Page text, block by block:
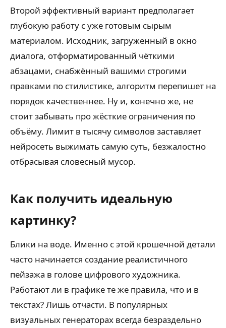
Второй эффективный вариант предполагает
глубокую работу с уже готовым сырым
материалом. Исходник, загруженный в окно
диалога, отформатированный чёткими
абзацами, снабжённый вашими строгими
правками по стилистике, алгоритм перепишет на
порядок качественнее. Ну и, конечно же, не
стоит забывать про жёсткие ограничения по
объёму. Лимит в тысячу символов заставляет
нейросеть выжимать самую суть, безжалостно
отбрасывая словесный мусор.
Как получить идеальную
картинку?
Блики на воде. Именно с этой крошечной детали
часто начинается создание реалистичного
пейзажа в голове цифрового художника.
Работают ли в графике те же правила, что и в
текстах? Лишь отчасти. В популярных
визуальных генераторах всегда безраздельно